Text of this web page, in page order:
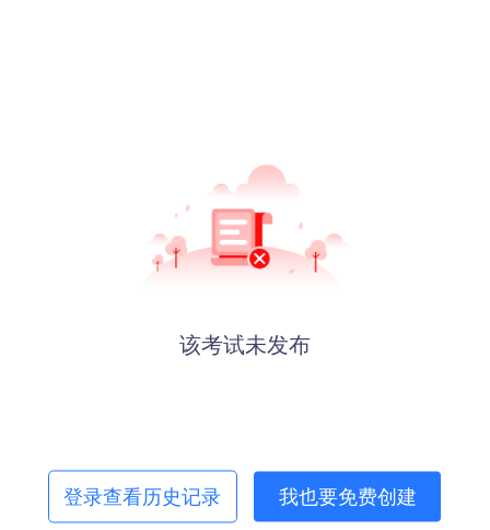
该考试未发布
登录查看历史记录 我也要免费创建